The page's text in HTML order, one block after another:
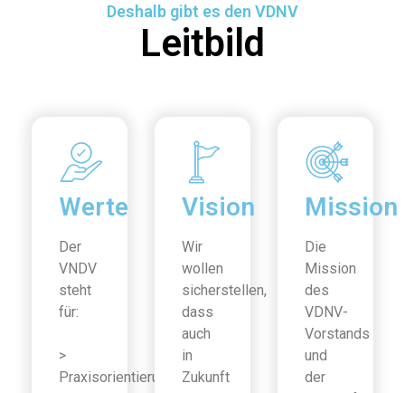
Deshalb gibt es den VDNV
Leitbild
Werte
Der
VNDV
steht
für:
>
Praxisorientierung
Vision
Wir
wollen
sicherstellen,
dass
auch
in
Zukunft
Mission
Die
Mission
des
VDNV-
Vorstands
und
der